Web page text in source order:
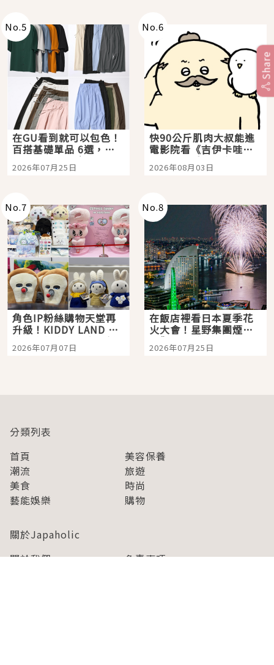
No.5
在GU看到就可以包色！
百搭基礎單品 6選，閉
眼全收也不心疼
2026年07月25日
No.6
快90公斤肌肉大叔能進
電影院看《吉伊卡哇》
嗎？日本重金屬樂團
「打首」會長與nagano
2026年08月03日
No.7
角色IP粉絲購物天堂再
升級！KIDDY LAND 原
宿店吉伊卡哇迎客，新
開幕 OMOKADO 店3分
2026年07月07日
No.8
在飯店裡看日本夏季花
火大會！星野集團煙火
景觀飯店6選，讓你不用
人擠人悠閒欣賞
2026年07月25日
Share
分類列表
首頁
美容保養
潮流
旅遊
美食
時尚
藝能娛樂
購物
關於Japaholic
關於我們
免責事項